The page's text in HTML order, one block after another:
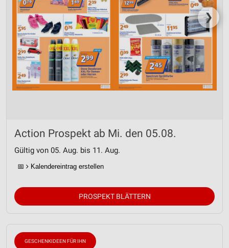
❯
Action Prospekt ab Mi. den 05.08.
Gültig von 05. Aug. bis 11. Aug.
📅 Kalendereintrag erstellen
PROSPEKT BLÄTTERN
GESCHENKIDEEN FÜR IHN